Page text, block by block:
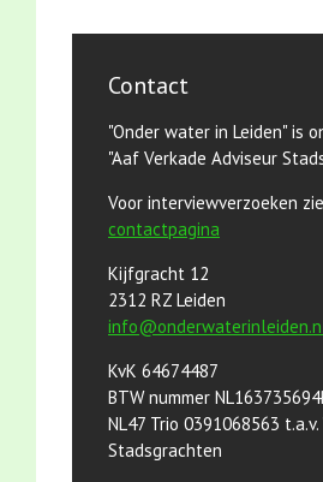
Contact
"Onder water in Leiden" is
"Aaf Verkade Adviseur
Voor interviewverzoeken zie
contactpagina
Kijfgracht 12
2312 RZ Leiden
KvK 64674487
BTW nummer
NL47 Trio 0391068563 t.a.v.
Stadsgrachten